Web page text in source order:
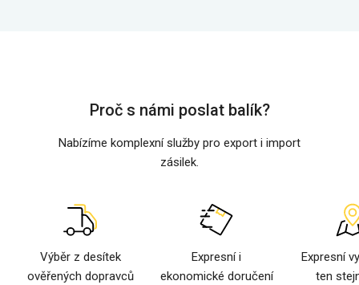
Proč s námi poslat balík?
Nabízíme komplexní služby pro export i import
zásilek.
Výběr z desítek
ověřených dopravců
Expresní i
ekonomické doručení
Expresní
ten